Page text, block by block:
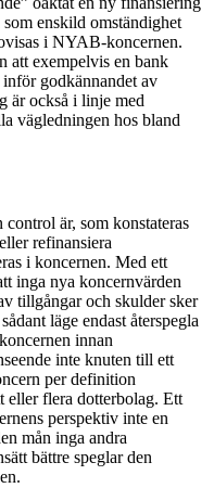
enskild omständighet
i NYAB-koncernen.
att exempelvis en bank
godkännandet av
är också i linje med
vägledningen hos bland
är, som konstateras
refinansiera
i koncernen. Med ett
inga nya koncernvärden
tillgångar och skulder sker
läge endast återspegla
innan
inte knuten till ett
per definition
eller flera dotterbolag. Ett
perspektiv inte en
mån inga andra
bättre speglar den